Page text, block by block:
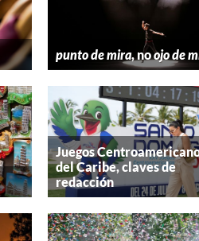
punto de mira, noojo de
Juegos
del Caribe, claves de
redacción